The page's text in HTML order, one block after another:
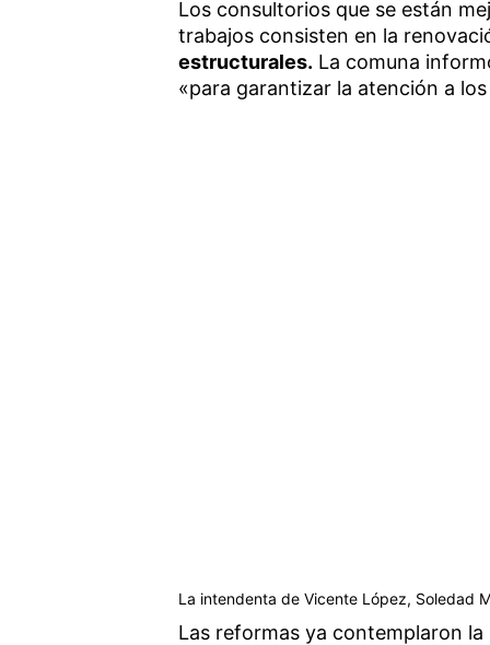
Los consultorios que se están
trabajos consisten en la
estructurales. La comuna
«para garantizar la atención a
La intendenta de Vicente López, Soledad
Las reformas ya contemplaron